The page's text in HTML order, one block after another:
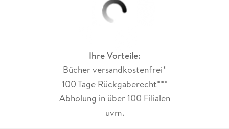
Ihre Vorteile:
Bücher versandkostenfrei*
100 Tage Rückgaberecht***
Abholung in über 100 Filialen
uvm.